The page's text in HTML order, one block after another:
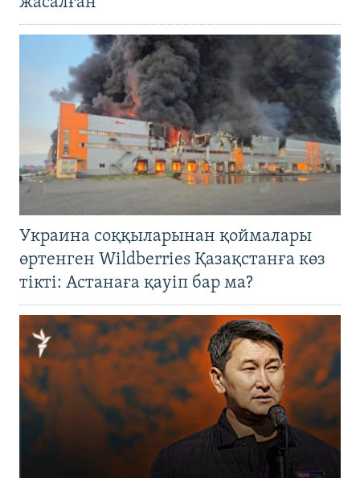
Украина соққыларынан қоймалары
өртенген Wildberries Қазақстанға көз
тікті: Астанаға қауіп бар ма?